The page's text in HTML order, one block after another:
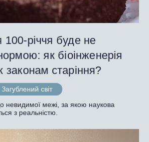
100-річчя буде не
як біоінженерія
законам старіння?
Загублений світ
невидимої межі, за якою наукова
з реальністю.